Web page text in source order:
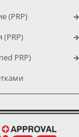
(PRP)
PRP)